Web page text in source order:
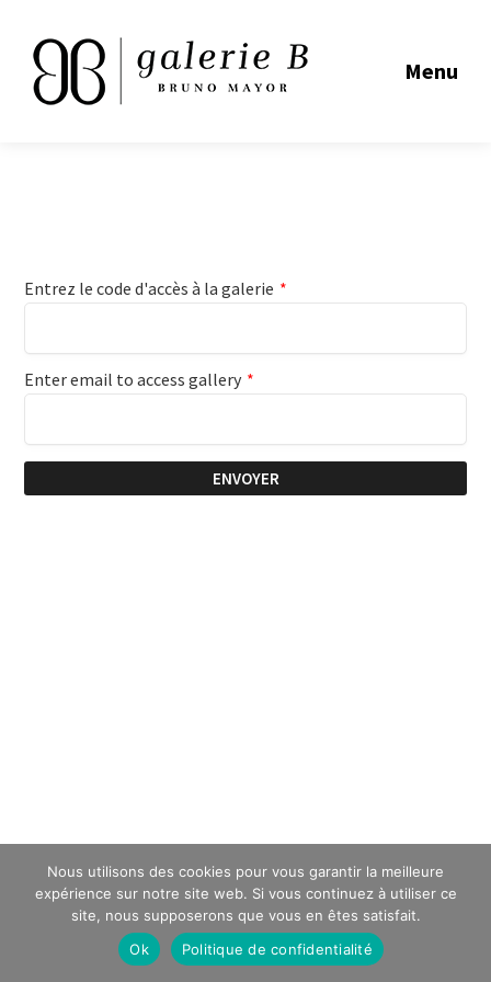
Menu
Entrez le code d'accès à la galerie *
Enter email to access gallery *
ENVOYER
Nous utilisons des cookies pour vous garantir la meilleure
expérience sur notre site web. Si vous continuez à utiliser ce
site, nous supposerons que vous en êtes satisfait.
Ok
Politique de confidentialité